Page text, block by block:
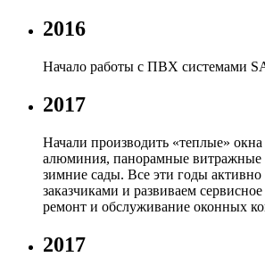
2016
Начало работы с ПВХ системами
2017
Начали производить «теплые»
алюминия, панорамные витражные
зимние сады. Все эти годы
заказчиками и развиваем
ремонт и обслуживание оконных
2017